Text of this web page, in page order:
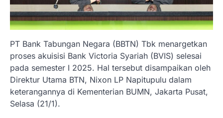
PT Bank Tabungan Negara (BBTN) Tbk menargetkan
proses akuisisi Bank Victoria Syariah (BVIS) selesai
pada semester I 2025. Hal tersebut disampaikan oleh
Direktur Utama BTN, Nixon LP Napitupulu dalam
keterangannya di Kementerian BUMN, Jakarta Pusat,
Selasa (21/1).